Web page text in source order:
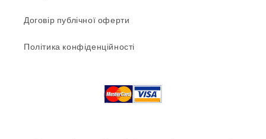
Договір публічної оферти
Політика конфіденційності